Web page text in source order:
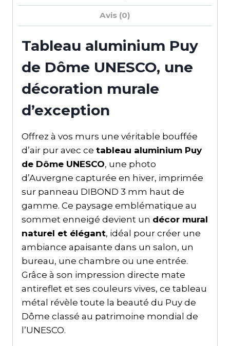
Avis (0)
Tableau aluminium Puy
de Dôme UNESCO, une
décoration murale
d’exception
Offrez à vos murs une véritable bouffée
d’air pur avec ce tableau aluminium Puy
de Dôme UNESCO, une photo
d’Auvergne capturée en hiver, imprimée
sur panneau DIBOND 3 mm haut de
gamme. Ce paysage emblématique au
sommet enneigé devient un décor mural
naturel et élégant, idéal pour créer une
ambiance apaisante dans un salon, un
bureau, une chambre ou une entrée.
Grâce à son impression directe mate
antireflet et ses couleurs vives, ce tableau
métal révèle toute la beauté du Puy de
Dôme classé au patrimoine mondial de
l’UNESCO.